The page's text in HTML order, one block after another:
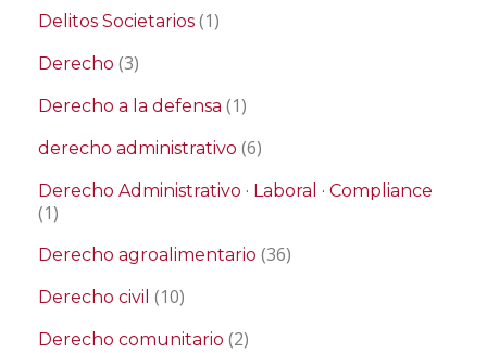
Delitos Societarios (1)
Derecho (3)
Derecho a la defensa (1)
derecho administrativo (6)
Derecho Administrativo · Laboral · Compliance
(1)
Derecho agroalimentario (36)
Derecho civil (10)
Derecho comunitario (2)